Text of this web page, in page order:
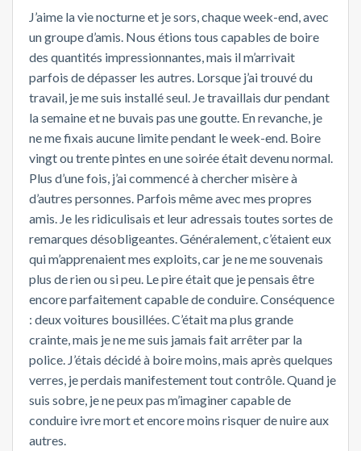
J’aime la vie nocturne et je sors, chaque week-end, avec
un groupe d’amis. Nous étions tous capables de boire
des quantités impressionnantes, mais il m’arrivait
parfois de dépasser les autres. Lorsque j’ai trouvé du
travail, je me suis installé seul. Je travaillais dur pendant
la semaine et ne buvais pas une goutte. En revanche, je
ne me fixais aucune limite pendant le week-end. Boire
vingt ou trente pintes en une soirée était devenu normal.
Plus d’une fois, j’ai commencé à chercher misère à
d’autres personnes. Parfois même avec mes propres
amis. Je les ridiculisais et leur adressais toutes sortes de
remarques désobligeantes. Généralement, c’étaient eux
qui m’apprenaient mes exploits, car je ne me souvenais
plus de rien ou si peu. Le pire était que je pensais être
encore parfaitement capable de conduire. Conséquence
: deux voitures bousillées. C’était ma plus grande
crainte, mais je ne me suis jamais fait arrêter par la
police. J’étais décidé à boire moins, mais après quelques
verres, je perdais manifestement tout contrôle. Quand je
suis sobre, je ne peux pas m’imaginer capable de
conduire ivre mort et encore moins risquer de nuire aux
autres.